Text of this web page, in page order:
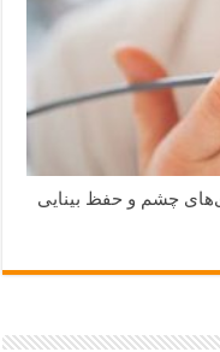
چشم و حفظ بینایی